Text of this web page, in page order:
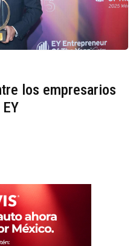
los empresarios